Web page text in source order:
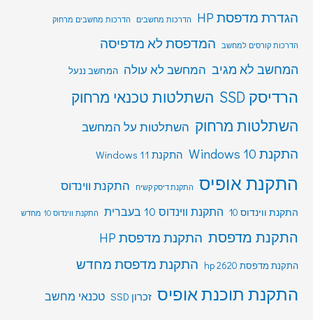
הגדרת מדפסת HP הדרכות מחשבים הדרכות מחשבים מרחוק
הדרכות קורסים למחשב המדפסת לא מדפיסה
המחשב לא מגיב המחשב לא עולה המחשב ננעל
הרדיסק SSD
השתלטות טכנאי מרחוק
השתלטות מרחוק השתלטות על המחשב
התקנת Windows 10 התקנת Windows 11
התקנת אופיס התקנת דיסק קשיח התקנת ווינדוס
התקנת ווינדוס 10 התקנת ווינדוס 10 בעברית התקנת ווינדוס 10 מחדש
התקנת מדפסת התקנת מדפסת HP
התקנת מדפסת hp 2620 התקנת מדפסת מחדש
התקנת תוכנת אופיס זכרון SSD טכנאי מחשב